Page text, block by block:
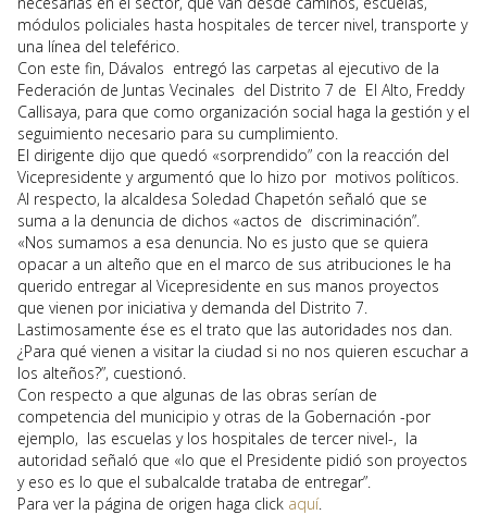
módulos policiales hasta hospitales de tercer nivel, transporte y
una línea del teleférico.
Con este fin, Dávalos entregó las carpetas al ejecutivo de la
Federación de Juntas Vecinales del Distrito 7 de El Alto, Freddy
Callisaya, para que como organización social haga la gestión y el
seguimiento necesario para su cumplimiento.
El dirigente dijo que quedó «sorprendido” con la reacción del
Vicepresidente y argumentó que lo hizo por motivos políticos.
Al respecto, la alcaldesa Soledad Chapetón señaló que se
suma a la denuncia de dichos «actos de discriminación”.
«Nos sumamos a esa denuncia. No es justo que se quiera
opacar a un alteño que en el marco de sus atribuciones le ha
querido entregar al Vicepresidente en sus manos proyectos
que vienen por iniciativa y demanda del Distrito 7.
Lastimosamente ése es el trato que las autoridades nos dan.
¿Para qué vienen a visitar la ciudad si no nos quieren escuchar a
los alteños?”, cuestionó.
Con respecto a que algunas de las obras serían de
competencia del municipio y otras de la Gobernación -por
ejemplo, las escuelas y los hospitales de tercer nivel-, la
autoridad señaló que «lo que el Presidente pidió son proyectos
y eso es lo que el subalcalde trataba de entregar”.
Para ver la página de origen haga click aquí.